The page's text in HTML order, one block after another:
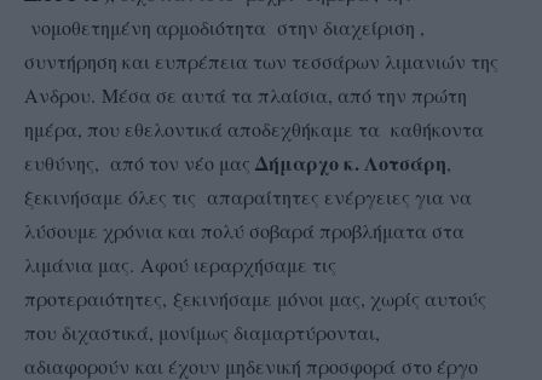
νομοθετημένη αρμοδιότητα στην διαχείριση ,
συντήρηση και ευπρέπεια των τεσσάρων λιμανιών της
Ανδρου. Μέσα σε αυτά τα πλαίσια, από την πρώτη
ημέρα, που εθελοντικά αποδεχθήκαμε τα καθήκοντα
ευθύνης, από τον νέο μας Δήμαρχο κ. Λοτσάρη,
ξεκινήσαμε όλες τις απαραίτητες ενέργειες για να
λύσουμε χρόνια και πολύ σοβαρά προβλήματα στα
λιμάνια μας. Αφού ιεραρχήσαμε τις
προτεραιότητες, ξεκινήσαμε μόνοι μας, χωρίς αυτούς
που διχαστικά, μονίμως διαμαρτύρονται,
αδιαφορούν και έχουν μηδενική προσφορά στο έργο